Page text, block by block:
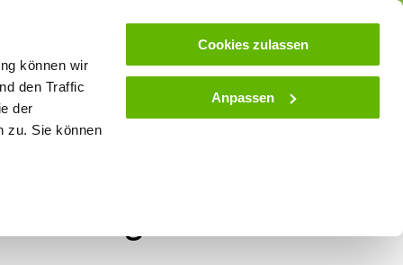
können wir
den Traffic
der
zu. Sie können
Cookies zulassen
Anpassen
Stall Spielwaren Zaunlexikon SALE